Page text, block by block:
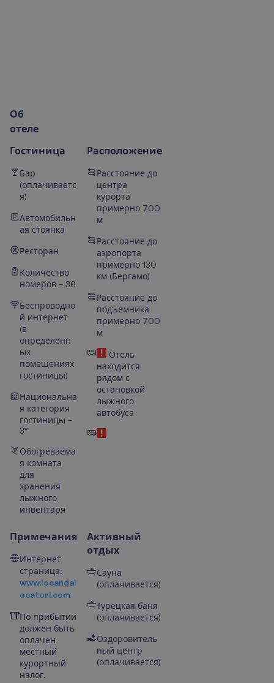
Об
отеле
Гостиница
Бар
(оплачиваетс
я)
Автомобильн
ая стоянка
Ресторан
Количество
номеров – 36
Беспроводно
й интернет
(в
определенн
ых
помещениях
гостиницы)
Национальна
я категория
гостиницы –
3*
Обогреваема
я комната
для
хранения
лыжного
инвентаря
Расположение
Расстояние до
центра
курорта
примерно 700
м
Расстояние до
аэропорта
примерно 130
км (Бергамо)
Расстояние до
подъемника
примерно 700
м
Отель
находится
рядом с
остановкой
лыжного
автобуса
Примечания
Интернет
страница:
www.locandal
ocatori.com
По прибытии
должен быть
оплачен
местный
курортный
налог.
Активный
отдых
Сауна
(оплачивается)
Турецкая баня
(оплачивается)
Оздоровитель
ный центр
(оплачивается)